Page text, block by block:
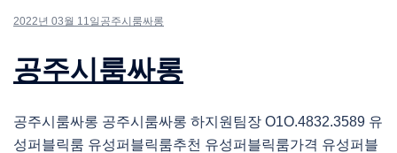
2022년 03월 11일 공주시룸싸롱
공주시룸싸롱
공주시룸싸롱 공주시룸싸롱 하지원팀장 O1O.4832.3589 유
성퍼블릭룸 유성퍼블릭룸추천 유성퍼블릭룸가격 유성퍼블